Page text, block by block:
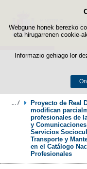
Webgune honek berezko
eta hirugarrenen cookie-
Informazio gehiago lor
Proyecto de Real
modifican
profesionales de
y
Servicios
Transporte y
en el Catálogo
Profesionales